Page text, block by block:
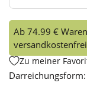
Ab 74.99 €
Zu meiner
Darreichungsform: